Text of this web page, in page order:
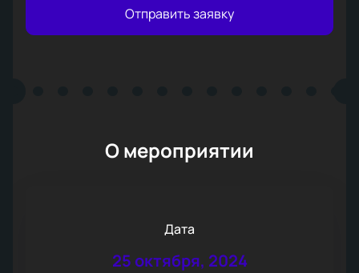
Отправить заявку
О мероприятии
Дата
25 октября, 2024